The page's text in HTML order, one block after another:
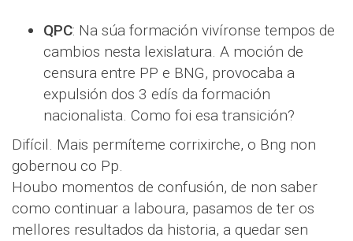
QPC: Na súa formación vivíronse tempos de
cambios nesta lexislatura. A moción de
censura entre PP e BNG, provocaba a
expulsión dos 3 edís da formación
nacionalista. Como foi esa transición?
Difícil. Mais permíteme corrixirche, o Bng non
gobernou co Pp.
Houbo momentos de confusión, de non saber
como continuar a laboura, pasamos de ter os
mellores resultados da historia, a quedar sen